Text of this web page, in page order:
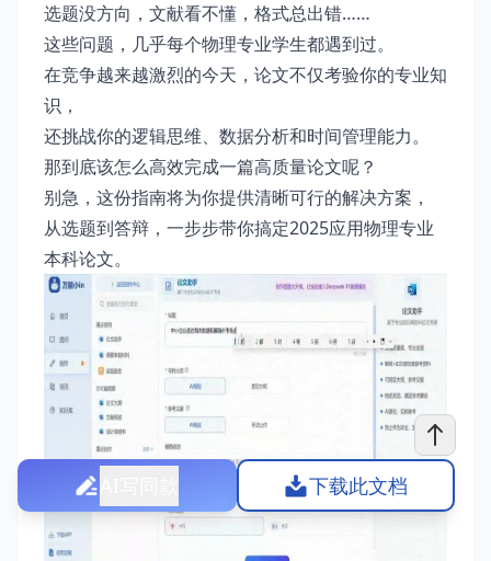
选题没方向，文献看不懂，格式总出错……
这些问题，几乎每个物理专业学生都遇到过。
在竞争越来越激烈的今天，论文不仅考验你的专业知
识，
还挑战你的逻辑思维、数据分析和时间管理能力。
那到底该怎么高效完成一篇高质量论文呢？
别急，这份指南将为你提供清晰可行的解决方案，
从选题到答辩，一步步带你搞定2025应用物理专业
本科论文。
下载此文档